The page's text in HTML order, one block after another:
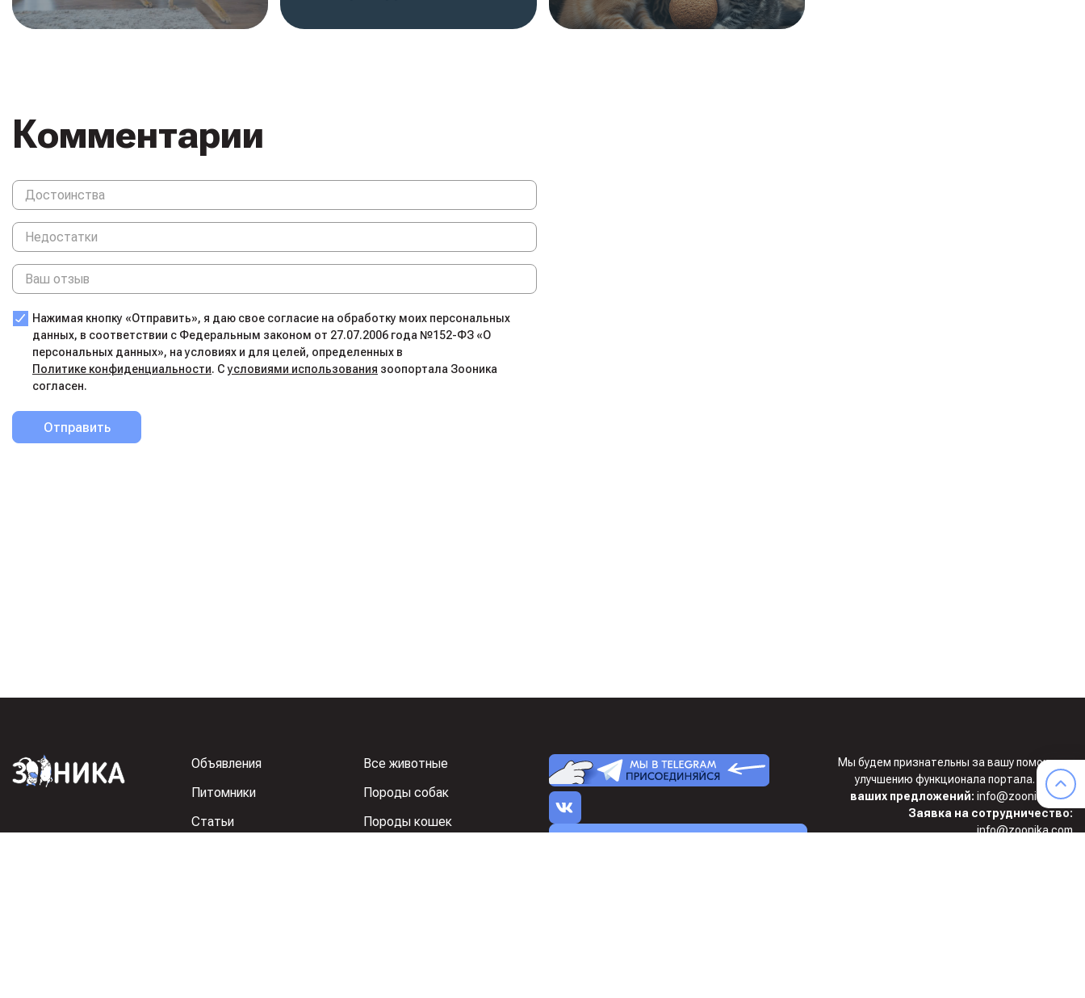
Комментарии
Нажимая кнопку «Отправить», я даю свое согласие на обработку моих персональных
данных, в соответствии с Федеральным законом от 27.07.2006 года №152-ФЗ «О
персональных данных», на условиях и для целей, определенных в
Политике конфиденциальности. Сусловиями использования зоопортала Зооника
согласен.
Отправить
Объявления
Все животные
Питомники
Породы собак
Статьи
Породы кошек
Мы будем признательны за вашу помощь по
улучшению функционала портала.
Ждем
ваших предложений: info@zoonika.com
Заявка на сотрудничество:
info@zoonika.com